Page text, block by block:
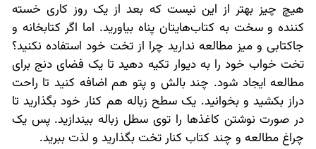
هیچ چیز بهتر از این نیست که بعد از یک روز کاری خسته
کننده و سخت به کتاب‌هایتان پناه بیاورید. اما اگر کتابخانه و
جاکتابی و میز مطالعه ندارید چرا از تخت خود استفاده نکنید؟
تخت خواب خود را به دیوار تکیه دهید تا یک فضای دنج برای
مطالعه ایجاد شود. چند بالش و پتو هم اضافه کنید تا راحت
دراز بکشید و بخوانید. یک سطح زباله هم کنار خود بگذارید تا
در صورت نوشتن کاغذها را توی سطل زباله بیندازید. پس یک
چراغ مطالعه و چند کتاب کنار تخت بگذارید و لذت ببرید.